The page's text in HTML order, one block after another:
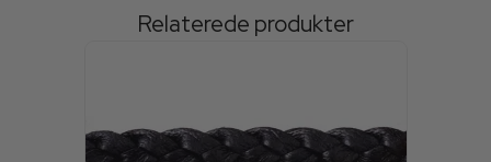
Relaterede produkter